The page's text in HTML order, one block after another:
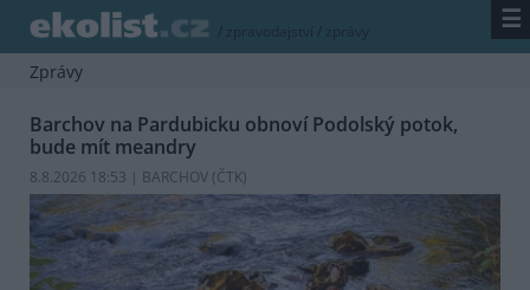
/ zpravodajství / zprávy ☰
Zprávy
Barchov na Pardubicku obnoví Podolský potok,
bude mít meandry
8.8.2026 18:53 | BARCHOV (ČTK)